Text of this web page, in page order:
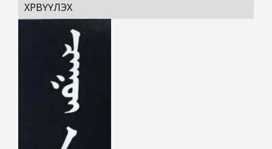
ХӨРВҮҮЛЭХ